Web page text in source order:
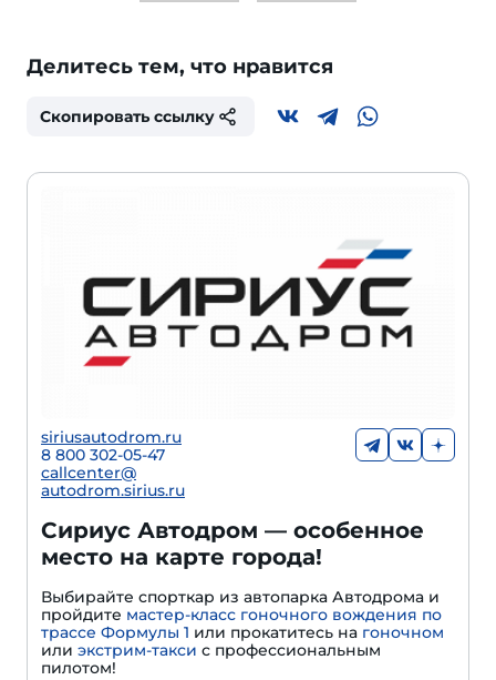
Делитесь тем, что нравится
Скопировать ссылку
siriusautodrom.ru
8 800 302-05-47
callcenter@
autodrom.sirius.ru
Сириус Автодром — особенное
место на карте города!
Выбирайте спорткар из автопарка Автодрома и
пройдите мастер-класс гоночного вождения по
трассе Формулы 1 или прокатитесь на гоночном
или экстрим-такси с профессиональным
пилотом!